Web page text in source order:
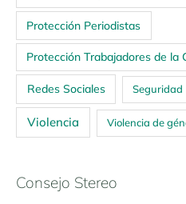
Protección Periodistas
Protección Trabajadores de la
Redes Sociales Seguridad
Violencia Violencia de
Consejo Stereo